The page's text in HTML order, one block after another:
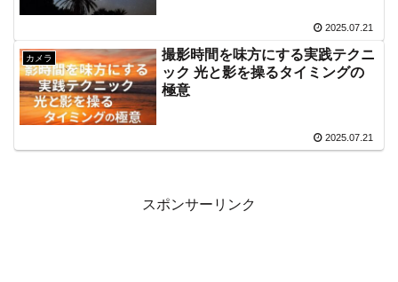
2025.07.21
カメラ
撮影時間を味方にする実践テクニ
ック 光と影を操るタイミングの
極意
2025.07.21
スポンサーリンク